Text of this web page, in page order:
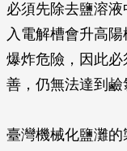
必須先除去鹽溶
入電解槽會升高
爆炸危險，因此
善，仍無法達到鹼
臺灣機械化鹽灘